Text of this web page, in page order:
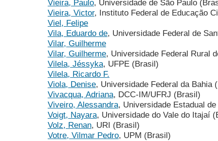
Vieira, Paulo, Universidade de São Paulo
Vieira, Victor, Instituto Federal de Educação
Viel, Felipe
Vila, Eduardo de, Universidade Federal de
Vilar, Guilherme
Vilar, Guilherme, Universidade Federal Rural
Vilela, Jéssyka, UFPE (Brasil)
Vilela, Ricardo F.
Viola, Denise, Universidade Federal da Bahia
Vivacqua, Adriana, DCC-IM/UFRJ (Brasil)
Viveiro, Alessandra, Universidade Estadual
Voigt, Nayara, Universidade do Vale do Itajaí
Volz, Renan, URI (Brasil)
Votre, Vilmar Pedro, UPM (Brasil)